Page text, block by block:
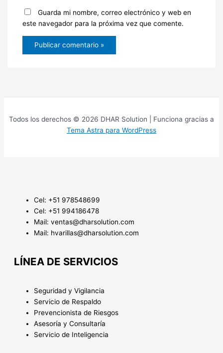
Guarda mi nombre, correo electrónico y web en
este navegador para la próxima vez que comente.
Todos los derechos © 2026 DHAR Solution | Funciona gracias a
Tema Astra para WordPress
Cel: +51 978548699
Cel: +51 994186478
Mail: ventas@dharsolution.com
Mail: hvarillas@dharsolution.com
LÍNEA DE SERVICIOS
Seguridad y Vigilancia
Servicio de Respaldo
Prevencionista de Riesgos
Asesoría y Consultaría
Servicio de Inteligencia